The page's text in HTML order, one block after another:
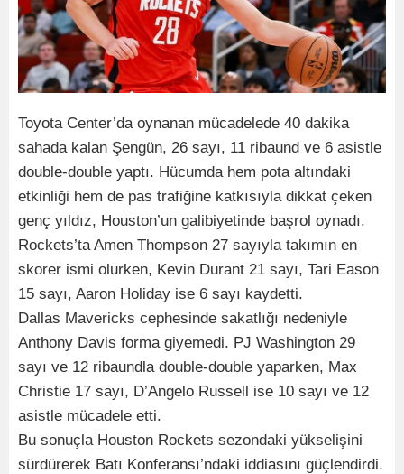
Toyota Center’da oynanan mücadelede 40 dakika
sahada kalan Şengün, 26 sayı, 11 ribaund ve 6 asistle
double-double yaptı. Hücumda hem pota altındaki
etkinliği hem de pas trafiğine katkısıyla dikkat çeken
genç yıldız, Houston’un galibiyetinde başrol oynadı.
Rockets’ta Amen Thompson 27 sayıyla takımın en
skorer ismi olurken, Kevin Durant 21 sayı, Tari Eason
15 sayı, Aaron Holiday ise 6 sayı kaydetti.
Dallas Mavericks cephesinde sakatlığı nedeniyle
Anthony Davis forma giyemedi. PJ Washington 29
sayı ve 12 ribaundla double-double yaparken, Max
Christie 17 sayı, D’Angelo Russell ise 10 sayı ve 12
asistle mücadele etti.
Bu sonuçla Houston Rockets sezondaki yükselişini
sürdürerek Batı Konferansı’ndaki iddiasını güçlendirdi.